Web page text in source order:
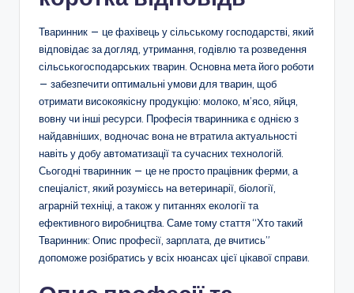
Тваринник — це фахівець у сільському господарстві, який
відповідає за догляд, утримання, годівлю та розведення
сільськогосподарських тварин. Основна мета його роботи
— забезпечити оптимальні умови для тварин, щоб
отримати високоякісну продукцію: молоко, м’ясо, яйця,
вовну чи інші ресурси. Професія тваринника є однією з
найдавніших, водночас вона не втратила актуальності
навіть у добу автоматизації та сучасних технологій.
Сьогодні тваринник — це не просто працівник ферми, а
спеціаліст, який розумієсь на ветеринарії, біології,
аграрній техніці, а також у питаннях екології та
ефективного виробництва. Саме тому стаття “Хто такий
Тваринник: Опис професії, зарплата, де вчитись”
допоможе розібратись у всіх нюансах цієї цікавої справи.